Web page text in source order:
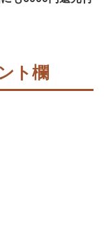
ト欄